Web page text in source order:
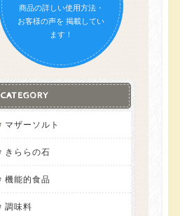
商品の詳しい使用方法・
お客様の声を 掲載してい
ます！
CATEGORY
マザーソルト
きららの石
機能的食品
調味料